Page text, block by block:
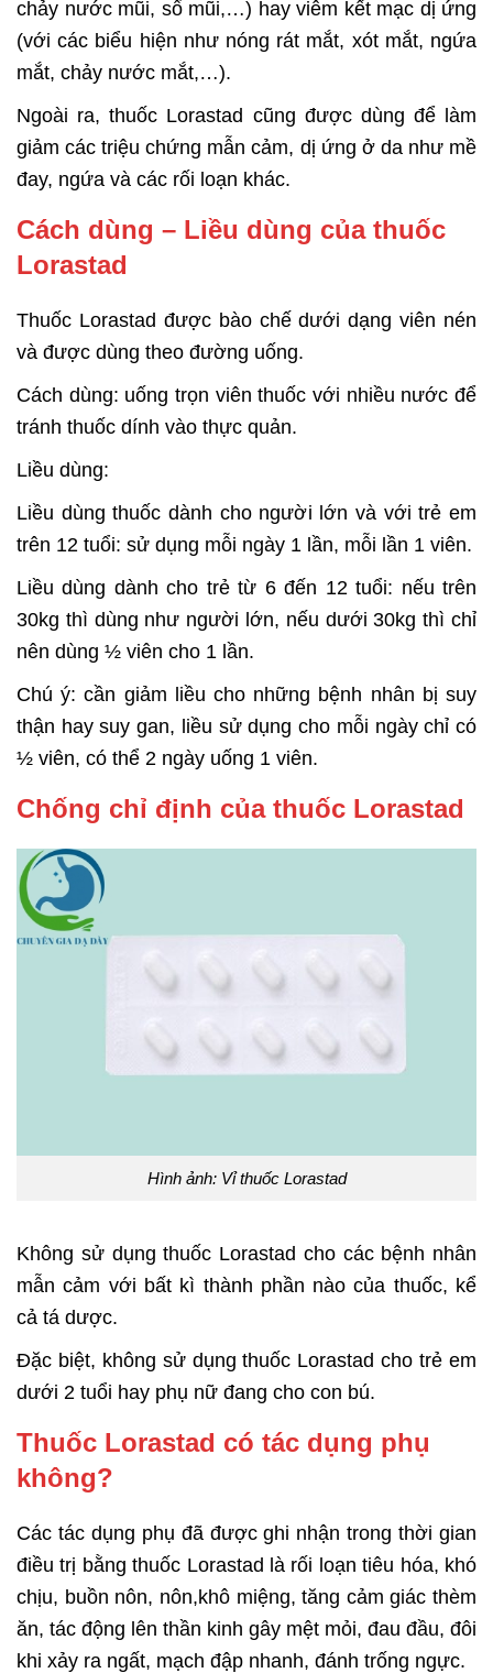
chảy nước mũi, sổ mũi,…) hay viêm kết mạc dị ứng
(với các biểu hiện như nóng rát mắt, xót mắt, ngứa
mắt, chảy nước mắt,…).
Ngoài ra, thuốc Lorastad cũng được dùng để làm
giảm các triệu chứng mẫn cảm, dị ứng ở da như mề
đay, ngứa và các rối loạn khác.
Cách dùng – Liều dùng của thuốc
Lorastad
Thuốc Lorastad được bào chế dưới dạng viên nén
và được dùng theo đường uống.
Cách dùng: uống trọn viên thuốc với nhiều nước để
tránh thuốc dính vào thực quản.
Liều dùng:
Liều dùng thuốc dành cho người lớn và với trẻ em
trên 12 tuổi: sử dụng mỗi ngày 1 lần, mỗi lần 1 viên.
Liều dùng dành cho trẻ từ 6 đến 12 tuổi: nếu trên
30kg thì dùng như người lớn, nếu dưới 30kg thì chỉ
nên dùng ½ viên cho 1 lần.
Chú ý: cần giảm liều cho những bệnh nhân bị suy
thận hay suy gan, liều sử dụng cho mỗi ngày chỉ có
½ viên, có thể 2 ngày uống 1 viên.
Chống chỉ định của thuốc Lorastad
Hình ảnh: Vỉ thuốc Lorastad
Không sử dụng thuốc Lorastad cho các bệnh nhân
mẫn cảm với bất kì thành phần nào của thuốc, kể
cả tá dược.
Đặc biệt, không sử dụng thuốc Lorastad cho trẻ em
dưới 2 tuổi hay phụ nữ đang cho con bú.
Thuốc Lorastad có tác dụng phụ
không?
Các tác dụng phụ đã được ghi nhận trong thời gian
điều trị bằng thuốc Lorastad là rối loạn tiêu hóa, khó
chịu, buồn nôn, nôn,khô miệng, tăng cảm giác thèm
ăn, tác động lên thần kinh gây mệt mỏi, đau đầu, đôi
khi xảy ra ngất, mạch đập nhanh, đánh trống ngực.